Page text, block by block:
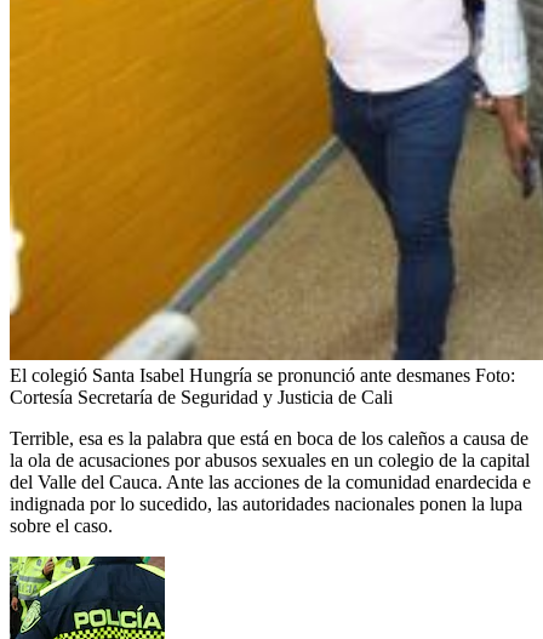
El colegió Santa Isabel Hungría se pronunció ante desmanes Foto:
Cortesía Secretaría de Seguridad y Justicia de Cali
Terrible, esa es la palabra que está en boca de los caleños a causa de
la ola de acusaciones por abusos sexuales en un colegio de la capital
del Valle del Cauca. Ante las acciones de la comunidad enardecida e
indignada por lo sucedido, las autoridades nacionales ponen la lupa
sobre el caso.